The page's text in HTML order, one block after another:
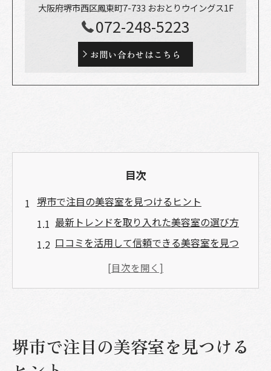
大阪府堺市西区鳳東町7-733 おおとりウイングス1F
072-248-5223
お問い合わせはこちら
目次
堺市で注目の美容室を見つけるヒント
最新トレンドを取り入れた美容室の選び方
口コミを活用して信頼できる美容室を見つ
を探す
堺市で注目の美容室を見つける